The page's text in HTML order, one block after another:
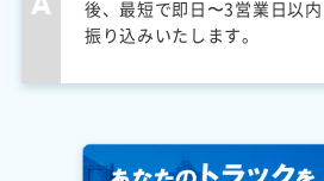
後、最短で即日〜3営業日以
振り込みいたします。